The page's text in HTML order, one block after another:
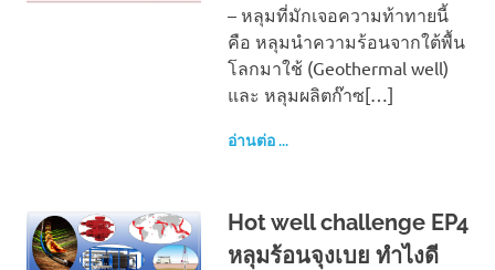
– หลุมที่มักเจอความท้าทายนี้
คือ หลุมนำความร้อนจากใต้พื้น
โลกมาใช้ (Geothermal well)
และ หลุมผลิตก๊าซ[…]
อ่านต่อ ...
Hot well challenge EP4
หลุมร้อนจุงเบย ทำไงดี